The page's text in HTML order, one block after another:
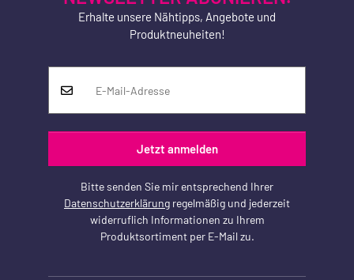
Erhalte unsere Nähtipps, Angebote und
Produktneuheiten!
Jetzt anmelden
Bitte senden Sie mir entsprechend Ihrer
Datenschutzerklärung regelmäßig und jederzeit
widerruflich Informationen zu Ihrem
Produktsortiment per E-Mail zu.